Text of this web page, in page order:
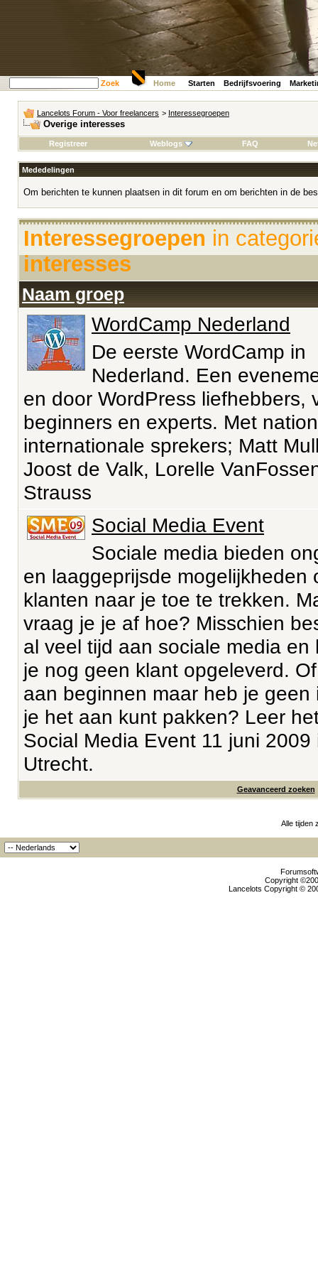
Zoek Home Starten Bedrijfsvoering
Lancelots Forum - Voor freelancers > Interessegroepen
Overige interesses
Registreer Weblogs FAQ
Mededelingen
Om berichten te kunnen plaatsen in dit forum en om berichten in de
Interessegroepen in
interesses
Naam groep
WordCamp Nederland
De eerste WordCamp in
Nederland. Een
en door WordPress liefhebbers,
beginners en experts. Met
internationale sprekers; Matt
Joost de Valk, Lorelle
Strauss
Social Media Event
Sociale media bieden
en laaggeprijsde mogelijkheden
klanten naar je toe te trekken.
vraag je je af hoe? Misschien
al veel tijd aan sociale media en
je nog geen klant opgeleverd.
aan beginnen maar heb je geen
je het aan kunt pakken? Leer
Social Media Event 11 juni 2009
Utrecht.
Geavanceerd zoeken
Alle tijden
Copyright
Lancelots Copyright ©